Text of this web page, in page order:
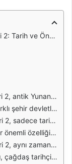
Tarih ve Önemi
ve siyasi ilişkilerini daha iyi anlayabilirler. Her bir para, kendi döneminin sosyal ve kültürel değerlerini yansıtır.
olanaklarını ve disiplinini simgeler. Bu tasarımlar, antik dönemin toplumsal yapısını ve değerlerini yansıtır.
ve teknikleri hakkında bilgi verirken, aynı zamanda o dönemin inanç sistemlerini de gözler önüne serer.
anlamak için önemli ipuçları sunar. Böylece, Yunan dünyasının ekonomik yapısı daha iyi kavranabilir.
hem bir yatırım aracı edinmekte hem de tarihi bir mirasa sahip olmanın gururunu yaşamaktadır.
kritik bir rol oynamaktadır. Bu çalışmalar, gelecek nesillere bu değerli tarihi mirası aktarmak için gereklidir.